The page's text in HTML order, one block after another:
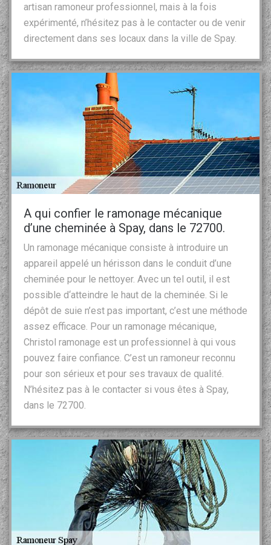
artisan ramoneur professionnel, mais à la fois
expérimenté, n’hésitez pas à le contacter ou de venir
directement dans ses locaux dans la ville de Spay.
A qui confier le ramonage mécanique
d’une cheminée à Spay, dans le 72700.
Un ramonage mécanique consiste à introduire un
appareil appelé un hérisson dans le conduit d’une
cheminée pour le nettoyer. Avec un tel outil, il est
possible d‘atteindre le haut de la cheminée. Si le
dépôt de suie n’est pas important, c’est une méthode
assez efficace. Pour un ramonage mécanique,
Christol ramonage est un professionnel à qui vous
pouvez faire confiance. C’est un ramoneur reconnu
pour son sérieux et pour ses travaux de qualité.
N’hésitez pas à le contacter si vous êtes à Spay,
dans le 72700.